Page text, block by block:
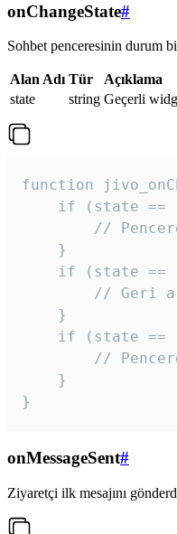
onChangeState#
Sohbet penceresinin durum
Alan Adı Tür
Açıklama
state
string Geçerli
function
if (state ==
//
    }
if (state ==
// Geri
    }
if (state ==
//
    }
}
onMessageSent#
Ziyaretçi ilk mesajını